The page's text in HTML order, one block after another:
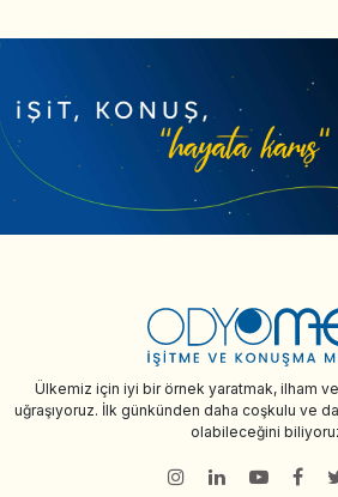
Ülkemiz için iyi bir örnek yaratmak, ilham
uğraşıyoruz. İlk günkünden daha coşkulu ve
olabileceğini biliyoruz.